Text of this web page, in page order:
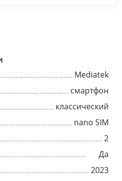
Mediatek
смартфон
классический
nano SIM
2
Да
2023